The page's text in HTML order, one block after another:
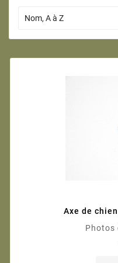
Nom, A à Z
Axe de
Photos